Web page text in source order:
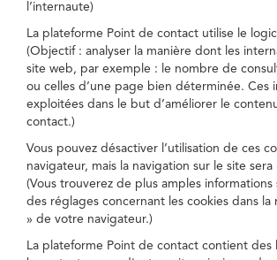
l’internaute)
La plateforme Point de contact utilise le
(Objectif : analyser la manière dont les
site web, par exemple : le nombre de
ou celles d’une page bien déterminée. Ces
exploitées dans le but d’améliorer le
contact.)
Vous pouvez désactiver l’utilisation de ces
navigateur, mais la navigation sur le site
(Vous trouverez de plus amples informations
des réglages concernant les cookies dans la
» de votre navigateur.)
La plateforme Point de contact contient des